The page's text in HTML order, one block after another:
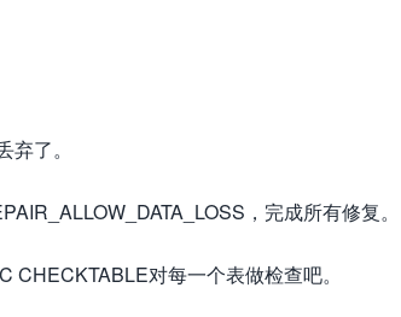
了。
，完成所有修复。
对每一个表做检查吧。